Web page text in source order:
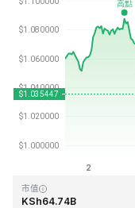
歷史最高價格
市值
KSh64.74B